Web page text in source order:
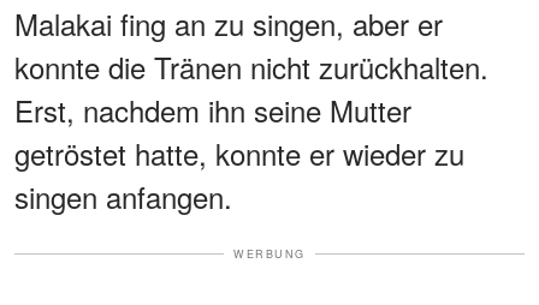
Malakai fing an zu singen, aber er
konnte die Tränen nicht zurückhalten.
Erst, nachdem ihn seine Mutter
getröstet hatte, konnte er wieder zu
singen anfangen.
WERBUNG